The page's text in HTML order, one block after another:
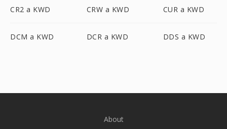
CR2 a KWD CRW a KWD CUR a KWD
DCM a KWD DCR a KWD DDS a KWD
About